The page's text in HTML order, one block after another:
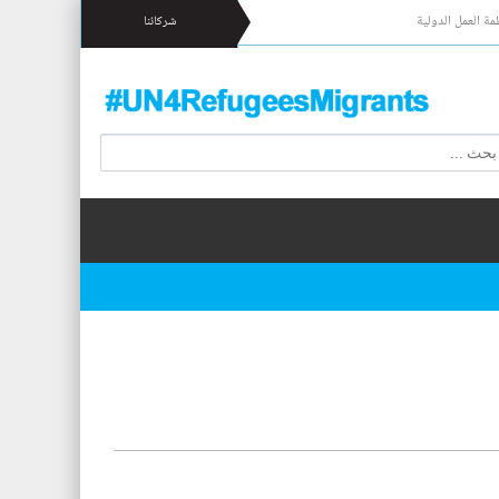
العمل الدولية شركائنا